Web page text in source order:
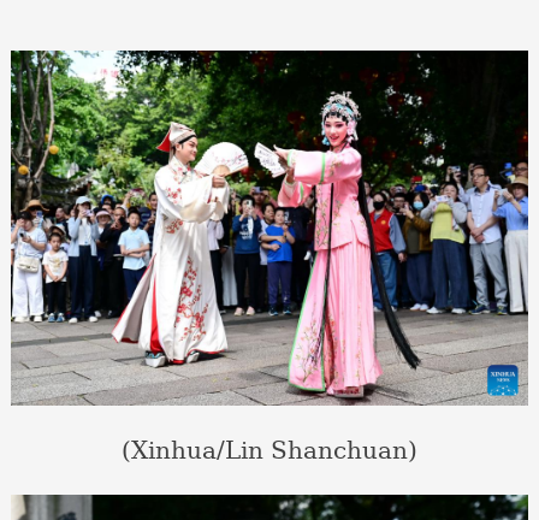
(Xinhua/Lin Shanchuan)